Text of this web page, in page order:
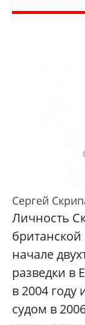
Сергей
Личность
начале
разведки в
в 2004
судом в